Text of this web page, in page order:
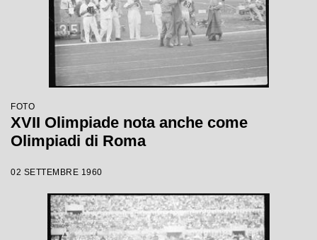
FOTO
XVII Olimpiade nota anche come
Olimpiadi di Roma
02 SETTEMBRE 1960